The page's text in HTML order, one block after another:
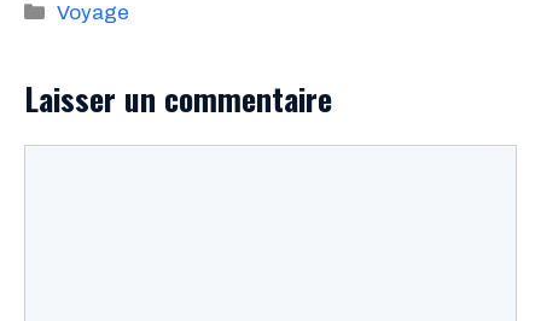
Catégories
Voyage
Laisser un commentaire